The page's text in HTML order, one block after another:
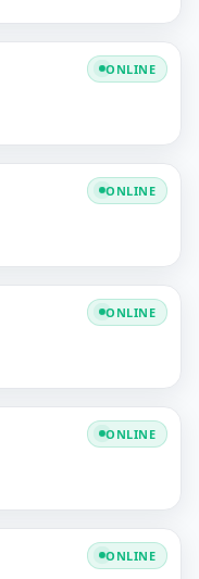
ONLINE
ONLINE
ONLINE
ONLINE
ONLINE